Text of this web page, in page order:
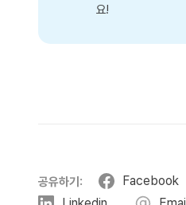
요!
공유하기: Facebook